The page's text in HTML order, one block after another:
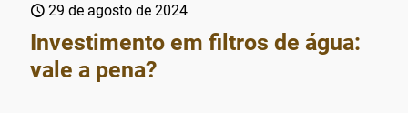
29 de agosto de 2024
Investimento em filtros de água:
vale a pena?